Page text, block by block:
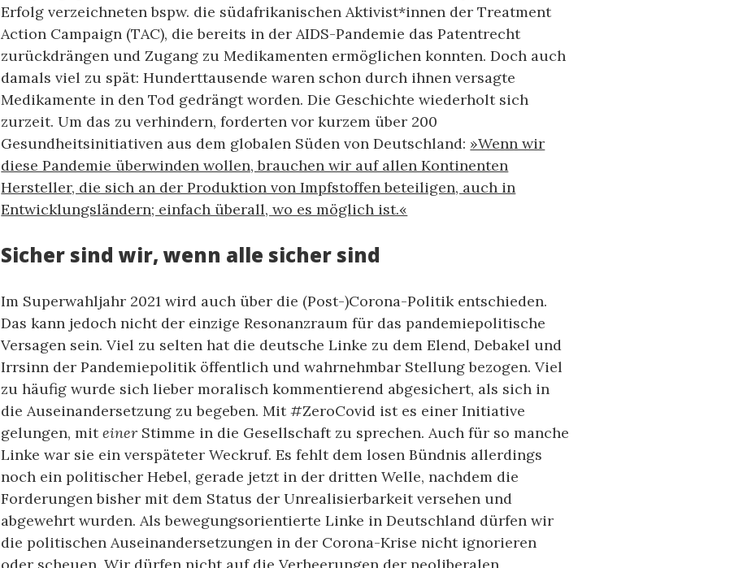
Erfolg verzeichneten bspw. die südafrikanischen Aktivist*innen der Treatment
Action Campaign (TAC), die bereits in der AIDS-Pandemie das Patentrecht
zurückdrängen und Zugang zu Medikamenten ermöglichen konnten. Doch auch
damals viel zu spät: Hunderttausende waren schon durch ihnen versagte
Medikamente in den Tod gedrängt worden. Die Geschichte wiederholt sich
zurzeit. Um das zu verhindern, forderten vor kurzem über 200
Gesundheitsinitiativen aus dem globalen Süden von Deutschland: »Wenn wir
diese Pandemie überwinden wollen, brauchen wir auf allen Kontinenten
Hersteller, die sich an der Produktion von Impfstoffen beteiligen, auch in
Entwicklungsländern; einfach überall, wo es möglich ist.«
Sicher sind wir, wenn alle sicher sind
Im Superwahljahr 2021 wird auch über die (Post-)Corona-Politik entschieden.
Das kann jedoch nicht der einzige Resonanzraum für das pandemiepolitische
Versagen sein. Viel zu selten hat die deutsche Linke zu dem Elend, Debakel und
Irrsinn der Pandemiepolitik öffentlich und wahrnehmbar Stellung bezogen. Viel
zu häufig wurde sich lieber moralisch kommentierend abgesichert, als sich in
die Auseinandersetzung zu begeben. Mit #ZeroCovid ist es einer Initiative
gelungen, miteiner Stimme in die Gesellschaft zu sprechen. Auch für so manche
Linke war sie ein verspäteter Weckruf. Es fehlt dem losen Bündnis allerdings
noch ein politischer Hebel, gerade jetzt in der dritten Welle, nachdem die
Forderungen bisher mit dem Status der Unrealisierbarkeit versehen und
abgewehrt wurden. Als bewegungsorientierte Linke in Deutschland dürfen wir
die politischen Auseinandersetzungen in der Corona-Krise nicht ignorieren